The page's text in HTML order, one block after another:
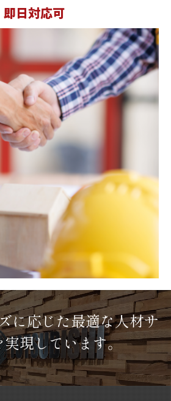
即日対応可
に応じた最適な人材サ
現しています。